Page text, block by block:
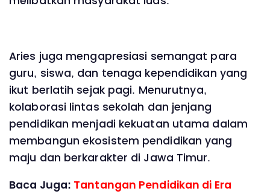
Aries juga mengapresiasi semangat para
guru, siswa, dan tenaga kependidikan yang
ikut berlatih sejak pagi. Menurutnya,
kolaborasi lintas sekolah dan jenjang
pendidikan menjadi kekuatan utama dalam
membangun ekosistem pendidikan yang
maju dan berkarakter di Jawa Timur.
Baca Juga: Tantangan Pendidikan di Era